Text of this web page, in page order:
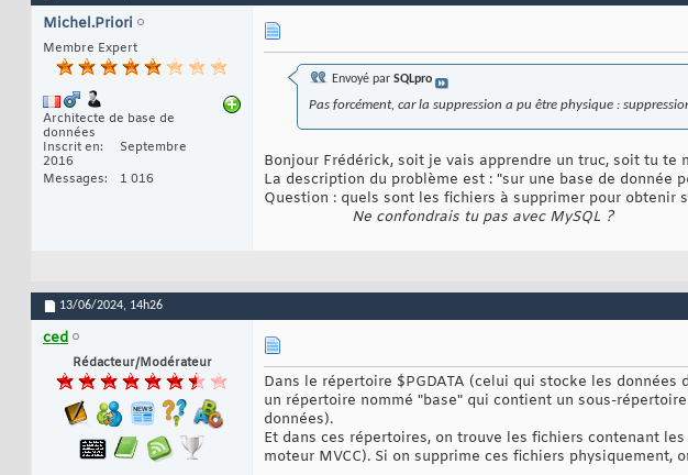
Michel.Priori
Membre Expert
Architecte de base de
données
Inscrit en
Septembre
2016
Messages
1 016
Envoyé par SQLpro
Pas forcément, car la suppression a pu être physique :
Bonjour Frédérick, soit je vais apprendre un truc, soit tu te
La description du problème est : "sur une base de
Question : quels sont les fichiers à supprimer pour
Ne confondrais tu pas avec MySQL ?
13/06/2024, 14h26
ced
Rédacteur/Modérateur
Dans le répertoire $PGDATA (celui qui stocke les
un répertoire nommé "base" qui contient un sous-
données).
Et dans ces répertoires, on trouve les fichiers contenant
moteur MVCC). Si on supprime ces fichiers physiquement,